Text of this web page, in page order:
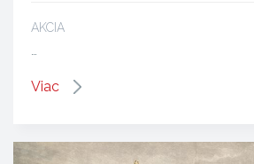
AKCIA
…
Viac